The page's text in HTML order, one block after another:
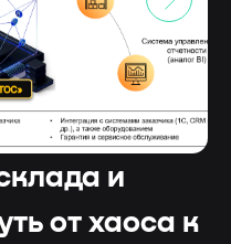
и
от хаоса к